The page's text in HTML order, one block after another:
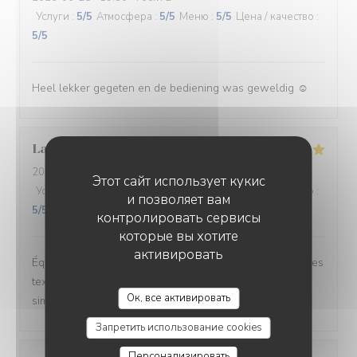
Этот сайт использует кукис
и позволяет вам
контролировать сервисы
которые вы хотите
активировать
Ок, все активировать
Запретить использование cookies
Услуги : 5/5 Атмосфера : 5/5 Меню : 5/5 Цена / качество :
5/5
Heel lekker gegeten en de bediening was geweldig ☺️
Laure
2026-06-26
- 20:30 - гости 2
Услуги
Меню: Цена / качество :
5/5
Équilibre des goûts, hardiesse des mélanges, subtilité des
textures. Le bel ami, c’est du GRAND art, en toute
simplicité. On ne peut pas rêver meilleur moment.